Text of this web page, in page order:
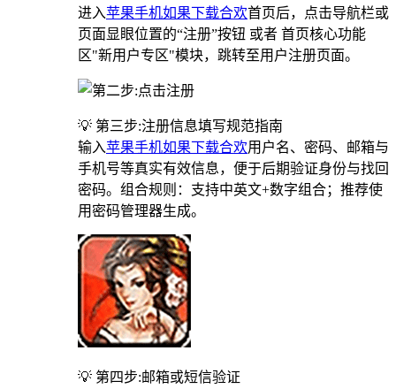
进入苹果手机如果下载合欢首页后，点击导航栏或
页面显眼位置的“注册”按钮 或者 首页核心功能
区"新用户专区"模块，跳转至用户注册页面。
💡 第三步:注册信息填写规范指南
输入苹果手机如果下载合欢用户名、密码、邮箱与
手机号等真实有效信息，便于后期验证身份与找回
密码。组合规则：支持中英文+数字组合；推荐使
用密码管理器生成。
💡 第四步:邮箱或短信验证